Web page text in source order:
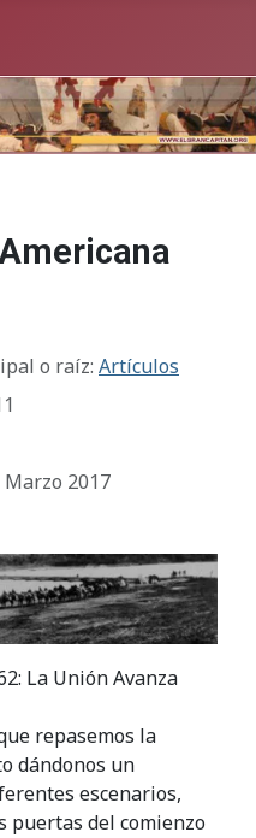
o raíz: Artículos
2017
La Unión Avanza
repasemos la
dándonos un
escenarios,
puertas del comienzo